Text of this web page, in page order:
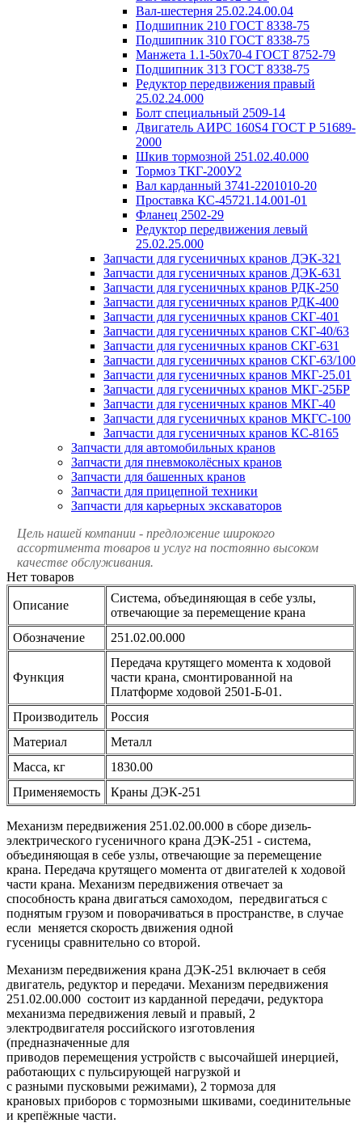
Вал-шестерня 25.02.24.00.04
Подшипник 210 ГОСТ 8338-75
Подшипник 310 ГОСТ 8338-75
Манжета 1.1-50х70-4 ГОСТ 8752-79
Подшипник 313 ГОСТ 8338-75
Редуктор передвижения правый
25.02.24.000
Болт специальный 2509-14
Двигатель АИРС 160S4 ГОСТ Р 51689-
2000
Шкив тормозной 251.02.40.000
Тормоз ТКГ-200У2
Вал карданный 3741-2201010-20
Проставка КС-45721.14.001-01
Фланец 2502-29
Редуктор передвижения левый
25.02.25.000
Запчасти для гусеничных кранов ДЭК-321
Запчасти для гусеничных кранов ДЭК-631
Запчасти для гусеничных кранов РДК-250
Запчасти для гусеничных кранов РДК-400
Запчасти для гусеничных кранов СКГ-401
Запчасти для гусеничных кранов СКГ-40/63
Запчасти для гусеничных кранов СКГ-631
Запчасти для гусеничных кранов СКГ-63/100
Запчасти для гусеничных кранов МКГ-25.01
Запчасти для гусеничных кранов МКГ-25БР
Запчасти для гусеничных кранов МКГ-40
Запчасти для гусеничных кранов МКГС-100
Запчасти для гусеничных кранов КС-8165
Запчасти для автомобильных кранов
Запчасти для пневмоколёсных кранов
Запчасти для башенных кранов
Запчасти для прицепной техники
Запчасти для карьерных экскаваторов
Цель нашей компании - предложение широкого
ассортимента товаров и услуг на постоянно высоком
качестве обслуживания.
Нет товаров
Описание
Система, объединяющая в себе узлы,
отвечающие за перемещение крана
Обозначение
251.02.00.000
Функция
Передача крутящего момента к ходовой
части крана, смонтированной на
Платформе ходовой 2501-Б-01.
Производитель
Россия
Материал
Металл
Масса, кг
1830.00
Применяемость
Краны ДЭК-251
Механизм передвижения 251.02.00.000 в сборе дизель-
электрического гусеничного крана ДЭК-251 - система,
объединяющая в себе узлы, отвечающие за перемещение
крана. Передача крутящего момента от двигателей к ходовой
части крана. Механизм передвижения отвечает за
способность крана двигаться самоходом, передвигаться с
поднятым грузом и поворачиваться в пространстве, в случае
если меняется скорость движения одной
гусеницы сравнительно со второй.
Механизм передвижения крана ДЭК-251 включает в себя
двигатель, редуктор и передачи. Механизм передвижения
251.02.00.000 состоит из карданной передачи, редуктора
механизма передвижения левый и правый, 2
электродвигателя российского изготовления
(предназначенные для
приводов перемещения устройств с высочайшей инерцией,
работающих с пульсирующей нагрузкой и
с разными пусковыми режимами), 2 тормоза для
крановых приборов с тормозными шкивами, соединительные
и крепёжные части.